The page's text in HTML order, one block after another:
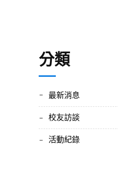
分類
最新消息
校友訪談
活動紀錄